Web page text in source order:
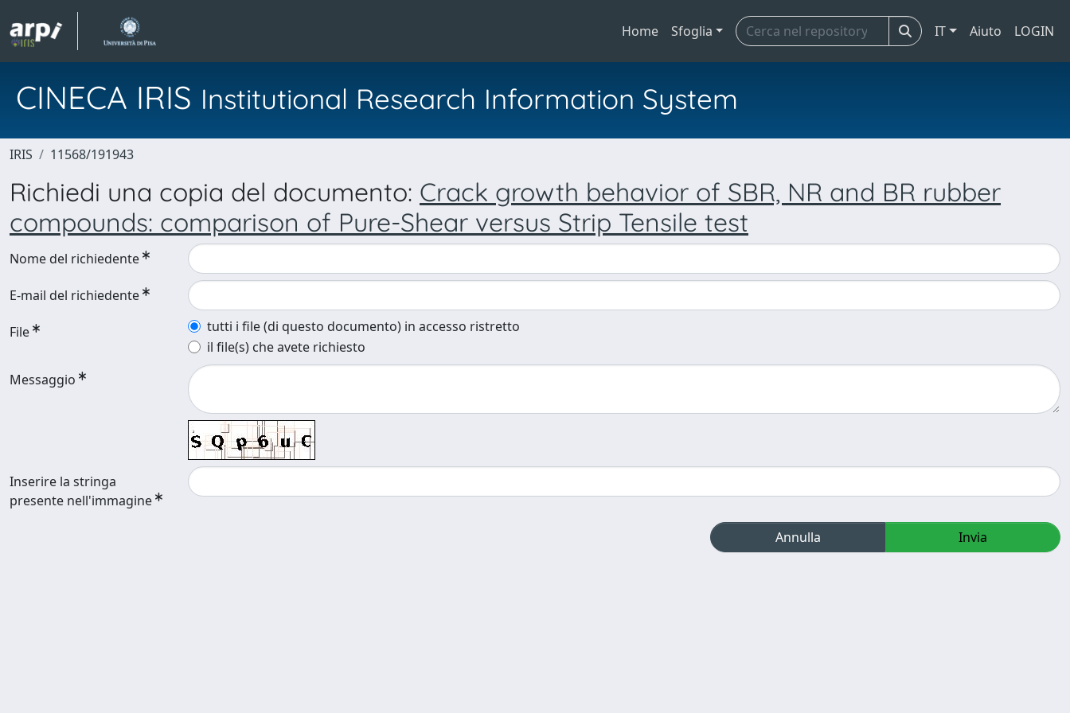
Home Sfoglia IT Aiuto LOGIN
CINECA IRIS Institutional Research Information System
IRIS 11568/191943
Richiedi una copia del documento: Crack growth behavior of SBR, NR and BR rubber
compounds: comparison of Pure-Shear versus Strip Tensile test
Nome del richiedente
E-mail del richiedente
File
tutti i file (di questo documento) in accesso ristretto
il file(s) che avete richiesto
Messaggio
Inserire la stringa
presente nell'immagine
Annulla Invia